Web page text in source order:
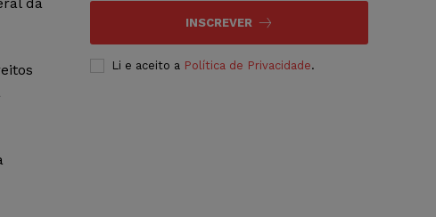
INSCREVER
Li e aceito a Política de Privacidade.